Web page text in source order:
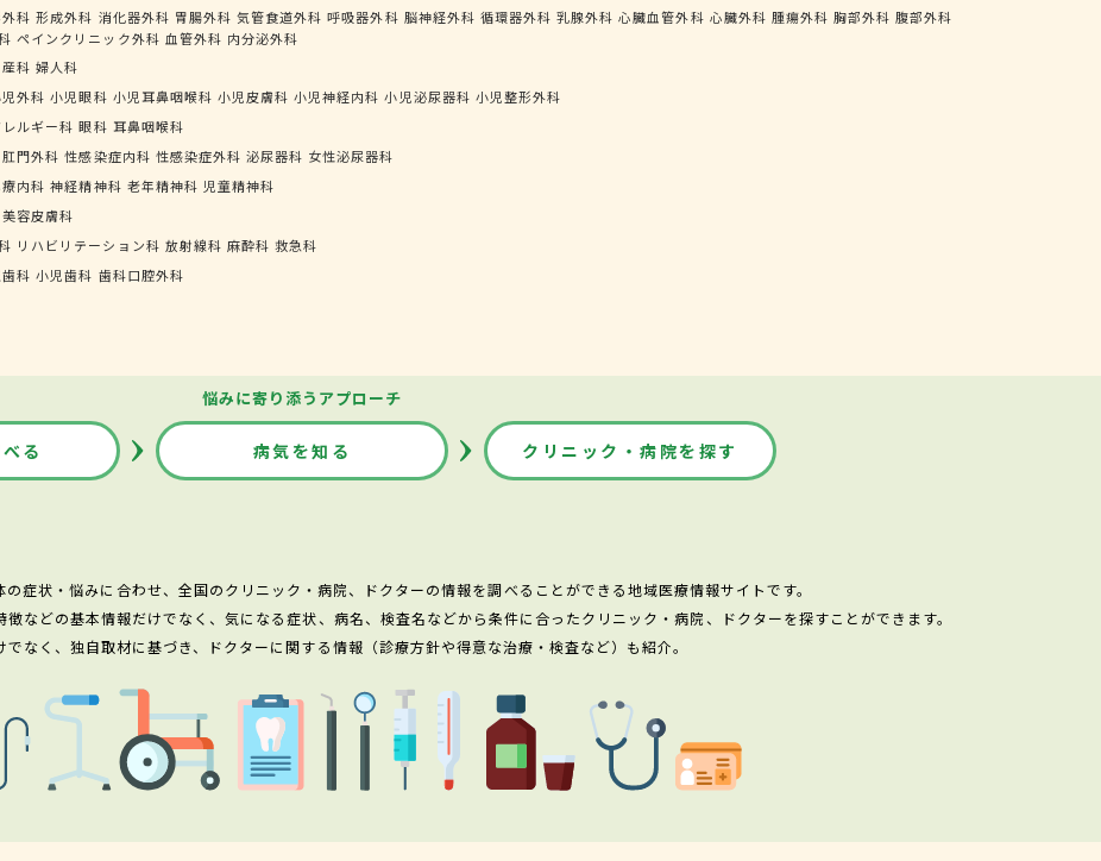
科 形成外科 消化器外科 胃腸外科 気管食道外科 呼吸器外科 脳神経外科 循環器外科 乳腺外科 心臓血管外科 心臓外科 腫瘍外科 胸部外科 腹部外科
ペインクリニック外科 血管外科 内分泌外科
産科 婦人科
外科 小児眼科 小児耳鼻咽喉科 小児皮膚科 小児神経内科 小児泌尿器科 小児整形外科
レルギー科 眼科 耳鼻咽喉科
肛門外科 性感染症内科 性感染症外科 泌尿器科 女性泌尿器科
内科 神経精神科 老年精神科 児童精神科
美容皮膚科
リハビリテーション科 放射線科 麻酔科 救急科
科 小児歯科 歯科口腔外科
悩みに寄り添うアプローチ
る 病気を知る クリニック・病院を探す
の症状・悩みに合わせ、全国のクリニック・病院、ドクターの情報を調べることができる地域医療情報サイトです。
などの基本情報だけでなく、気になる症状、病名、検査名などから条件に合ったクリニック・病院、ドクターを探すことができます。
でなく、独自取材に基づき、ドクターに関する情報（診療方針や得意な治療・検査など）も紹介。